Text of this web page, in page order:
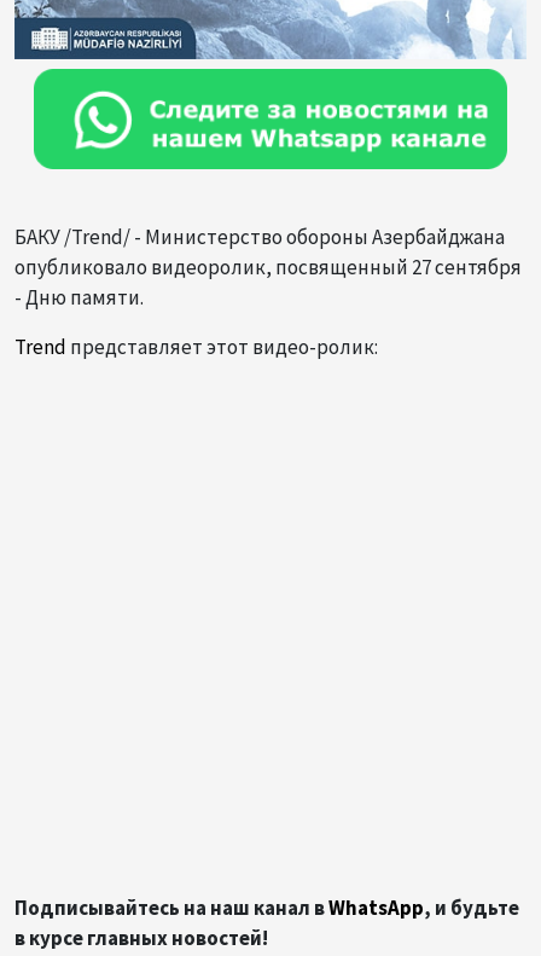
БАКУ /Trend/ - Министерство обороны Азербайджана
опубликовало видеоролик, посвященный 27 сентября
- Дню памяти.
Trend представляет этот видео-ролик:
Подписывайтесь на наш канал вWhatsApp, и будьте
в курсе главных новостей!